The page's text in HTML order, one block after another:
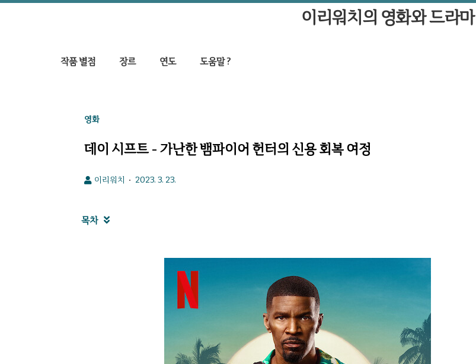
이리워치의 영화와 드라마
작품 별점 장르 연도 도움말 ?
영화
데이 시프트 - 가난한 뱀파이어 헌터의 신용 회복 여정
이리워치 2023. 3. 23.
목차 